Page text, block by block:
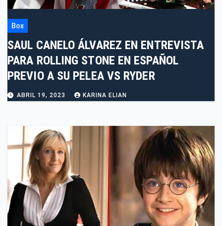
Box
SAUL CANELO ÁLVAREZ EN ENTREVISTA
PARA ROLLING STONE EN ESPAÑOL
PREVIO A SU PELEA VS RYDER
ABRIL 19, 2023 KARINA ELIAN